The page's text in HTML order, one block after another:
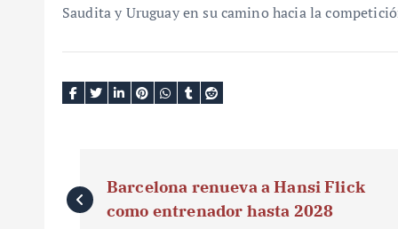
Saudita y Uruguay en su camino hacia la
a
Barcelona renueva a Hansi Flick
como entrenador hasta 2028